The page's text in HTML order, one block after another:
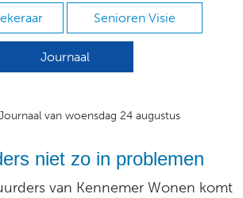
Senioren Visie
Journaal
van woensdag 24 augustus
niet zo in problemen
van Kennemer Wonen komt